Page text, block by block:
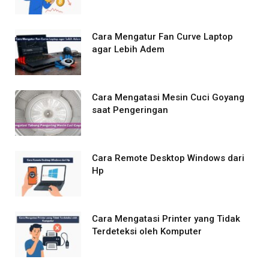
Cara Mengatur Fan Curve Laptop
agar Lebih Adem
Cara Mengatasi Mesin Cuci Goyang
saat Pengeringan
Cara Remote Desktop Windows dari
Hp
Cara Mengatasi Printer yang Tidak
Terdeteksi oleh Komputer